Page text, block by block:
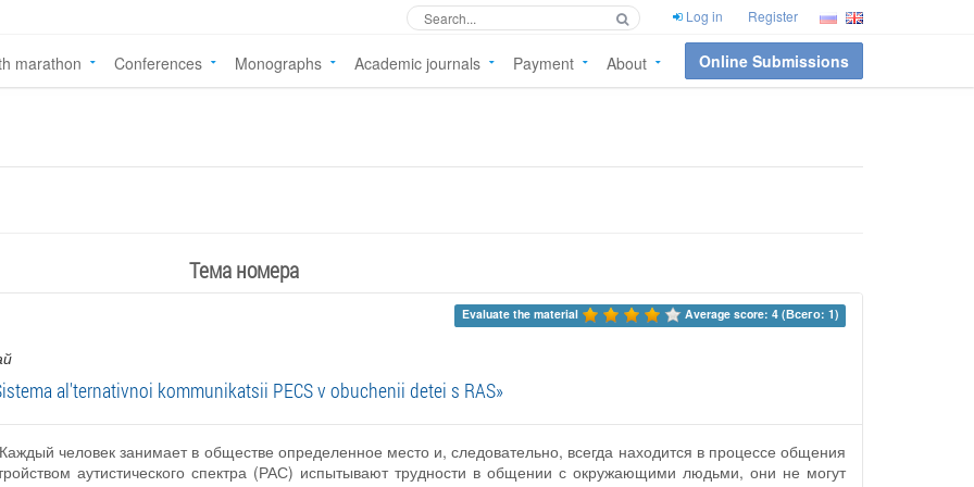
Log in Register
marathon Conferences Monographs Academic journals Payment About Online Submissions
Тема номера
Evaluate the material Average score: 4 (Всего: 1)
al'ternativnoi kommunikatsii PECS v obuchenii detei s RAS»
человек занимает в обществе определенное место и, следовательно, всегда находится в процессе общения
аутистического спектра (РАС) испытывают трудности в общении с окружающими людьми, они не могут